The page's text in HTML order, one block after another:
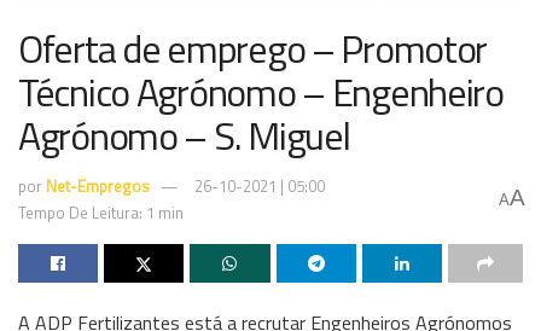
Oferta de emprego – Promotor
Técnico Agrónomo – Engenheiro
Agrónomo – S. Miguel
por Net-Empregos
26-10-2021 | 05:00
Tempo De Leitura: 1 min
AA
A ADP Fertilizantes está a recrutar Engenheiros Agrónomos